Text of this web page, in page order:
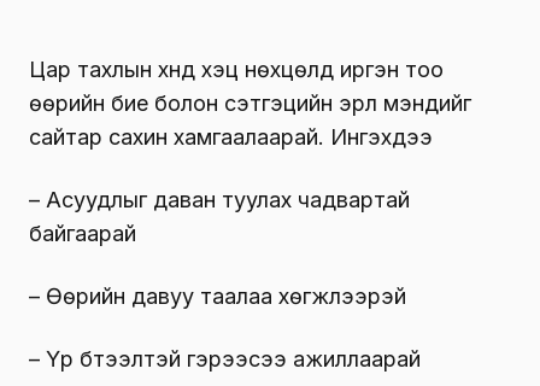
Цар тахлын хүнд хэцүү нөхцөлд иргэн тоо
өөрийн бие болон сэтгэцийн эрүүл мэндийг
сайтар сахин хамгаалаарай. Ингэхдээ
– Асуудлыг даван туулах чадвартай
байгаарай
– Өөрийн давуу таалаа хөгжүүлээрэй
– Үр бүтээлтэй гэрээсээ ажиллаарай